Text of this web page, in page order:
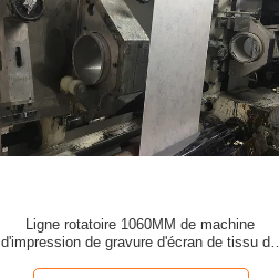
Ligne rotatoire 1060MM de machine
d'impression de gravure d'écran de tissu de